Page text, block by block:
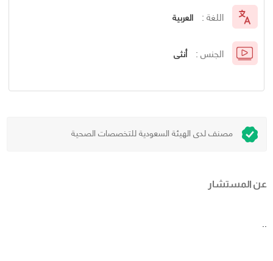
اللغة : العربية
الجنس : أنثى
مصنف لدى الهيئة السعودية للتخصصات الصحية
عن المستشار
..